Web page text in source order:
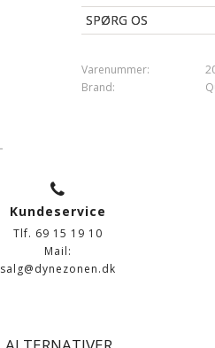
SPØRG OS
Varenummer:
Brand:
Kundeservice
Tlf. 69 15 19 10
Mail:
salg@dynezonen.dk